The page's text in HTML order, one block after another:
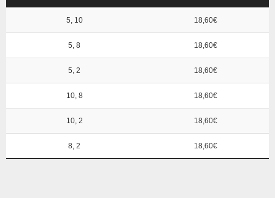
5, 10 18,60€
5, 8 18,60€
5, 2 18,60€
10, 8 18,60€
10, 2 18,60€
8, 2 18,60€